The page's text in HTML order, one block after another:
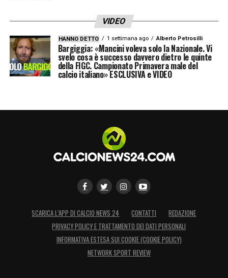
VIDEO
HANNO DETTO 1 settimana ago Alberto Petrosilli
Bargiggia: «Mancini voleva solo la Nazionale. Vi
svelo cosa è successo davvero dietro le quinte
della FIGC. Campionato Primavera male del
calcio italiano» ESCLUSIVA e VIDEO
SCARICA L’APP DI CALCIO NEWS 24 CONTATTI
REDAZIONE
PRIVACY POLICY E TRATTAMENTO DEI DATI PERSONALI
INFORMATIVA ESTESA SUI COOKIE (COOKIE POLICY)
NETWORK SPORT REVIEW